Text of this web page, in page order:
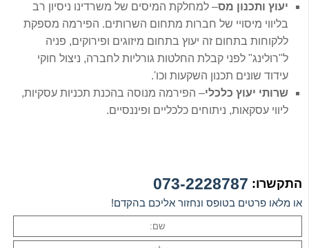
יעוץ ותכנון מס– למחלקת המיסים של משרדינו ניסיון רב
בליווי מיסויי של חברות מתחום השרותים. הפירמה מספקת
ללקוחות בתחום זה יעוץ בתחום מיזוגים ופירוקים, פניה
ל"רולינג" לפני קבלת החלטות גורליות לחברה, ניצול חוקי
עידוד שונים תכנון השקעות וכו'.
שרותי יעוץ כלכלי– הפירמה מנוסה בהכנת תכניות עסקיות,
ליווי עסקאות, ניתוחים כלכליים ופיננסיים.
התקשרו: 073-2228787
או מלאו פרטים בטופס ונחזור אליכם בהקדם!